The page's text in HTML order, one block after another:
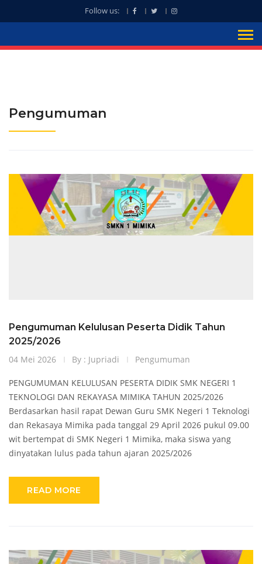
Follow us:
Pengumuman
Pengumuman Kelulusan Peserta Didik Tahun
2025/2026
04 Mei 2026
By : Jupriadi Pengumuman
PENGUMUMAN KELULUSAN PESERTA DIDIK SMK NEGERI 1
TEKNOLOGI DAN REKAYASA MIMIKA TAHUN 2025/2026
Berdasarkan hasil rapat Dewan Guru SMK Negeri 1 Teknologi
dan Rekasaya Mimika pada tanggal 29 April 2026 pukul 09.00
wit bertempat di SMK Negeri 1 Mimika, maka siswa yang
dinyatakan lulus pada tahun ajaran 2025/2026
READ MORE